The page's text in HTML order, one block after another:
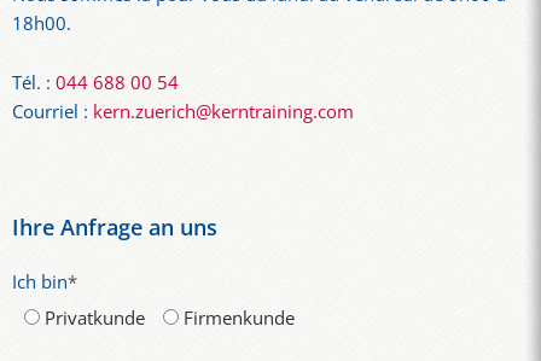
18h00.
Tél. : 044 688 00 54
Courriel : kern.zuerich@kerntraining.com
Ihre Anfrage an uns
Ich bin*
Privatkunde
Firmenkunde